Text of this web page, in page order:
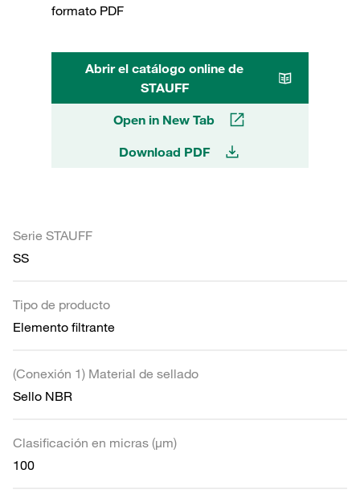
formato PDF
Abrir el catálogo online de
STAUFF
Open in New Tab
Download PDF
Serie STAUFF
SS
Tipo de producto
Elemento filtrante
(Conexión 1) Material de sellado
Sello NBR
Clasificación en micras (µm)
100